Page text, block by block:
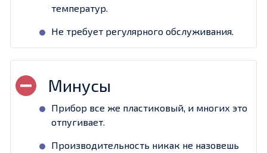
температур.
Не требует регулярного обслуживания.
Прибор все же пластиковый, и многих это
отпугивает.
Производительность никак не назовешь